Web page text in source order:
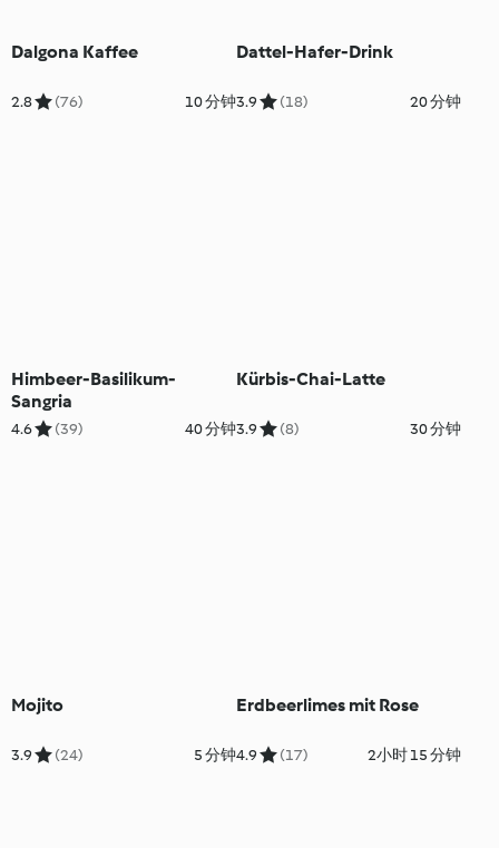
Dalgona Kaffee
2.8 (76) 10 分钟
Dattel-Hafer-Drink
3.9 (18) 20 分钟
Himbeer-Basilikum-
Sangria
4.6 (39) 40 分钟
Kürbis-Chai-Latte
3.9 (8) 30 分钟
Mojito
3.9 (24) 5 分钟
Erdbeerlimes mit Rose
4.9 (17) 2小时 15 分钟